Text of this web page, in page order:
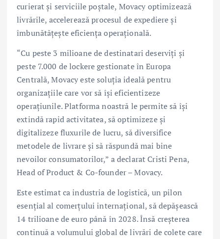
curierat și serviciile poștale, Movacy optimizează
livrările, accelerează procesul de expediere și
îmbunătățește eficiența operațională.
“Cu peste 3 milioane de destinatari deserviți și
peste 7.000 de lockere gestionate în Europa
Centrală, Movacy este soluția ideală pentru
organizațiile care vor să își eficientizeze
operațiunile. Platforma noastră le permite să își
extindă rapid activitatea, să optimizeze și
digitalizeze fluxurile de lucru, să diversifice
metodele de livrare și să răspundă mai bine
nevoilor consumatorilor,” a declarat Cristi Pena,
Head of Product & Co-founder – Movacy.
Este estimat ca industria de logistică, un pilon
esențial al comerțului internațional, să depășească
14 trilioane de euro până în 2028. Însă creșterea
continuă a volumului global de livrări de colete care